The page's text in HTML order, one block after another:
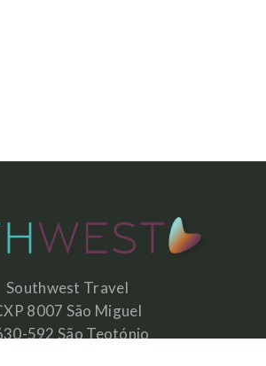
Southwest Travel
8007 São Miguel
592 São Teotónio